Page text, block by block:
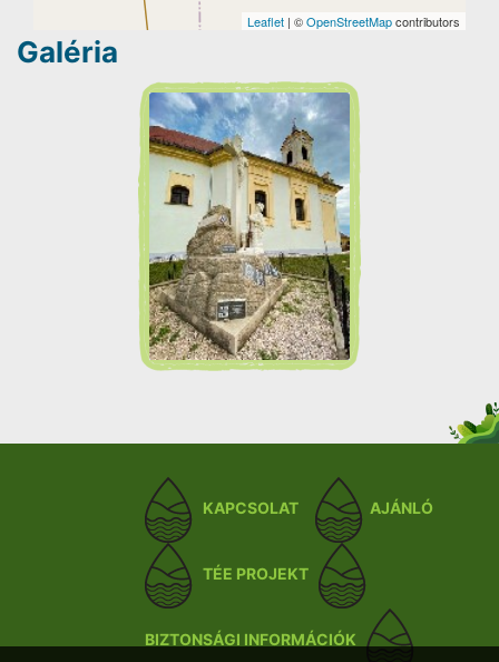
Leaflet | ©OpenStreetMapcontributors
Galéria
KAPCSOLAT AJÁNLÓ
TÉE PROJEKT
BIZTONSÁGI INFORMÁCIÓK